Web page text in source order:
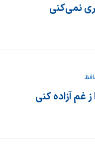
نمی‌کنی
غم آزاده کنی